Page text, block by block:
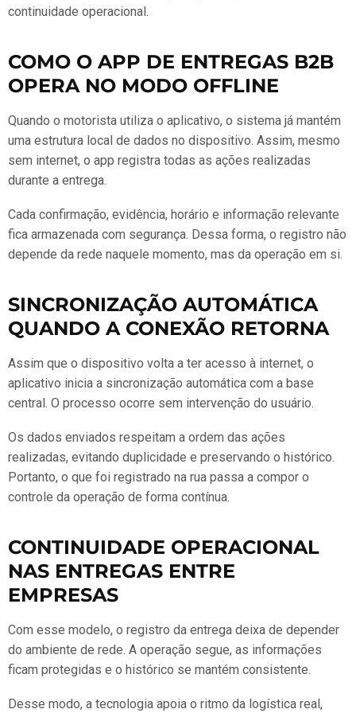
continuidade operacional.
COMO O APP DE ENTREGAS B2B
OPERA NO MODO OFFLINE
Quando o motorista utiliza o aplicativo, o sistema já mantém
uma estrutura local de dados no dispositivo. Assim, mesmo
sem internet, o app registra todas as ações realizadas
durante a entrega.
Cada confirmação, evidência, horário e informação relevante
fica armazenada com segurança. Dessa forma, o registro não
depende da rede naquele momento, mas da operação em si.
SINCRONIZAÇÃO AUTOMÁTICA
QUANDO A CONEXÃO RETORNA
Assim que o dispositivo volta a ter acesso à internet, o
aplicativo inicia a sincronização automática com a base
central. O processo ocorre sem intervenção do usuário.
Os dados enviados respeitam a ordem das ações
realizadas, evitando duplicidade e preservando o histórico.
Portanto, o que foi registrado na rua passa a compor o
controle da operação de forma contínua.
CONTINUIDADE OPERACIONAL
NAS ENTREGAS ENTRE
EMPRESAS
Com esse modelo, o registro da entrega deixa de depender
do ambiente de rede. A operação segue, as informações
ficam protegidas e o histórico se mantém consistente.
Desse modo, a tecnologia apoia o ritmo da logística real,